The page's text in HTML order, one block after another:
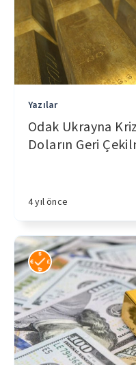
Yazılar
Odak Ukrayna
Doların Geri
4 yıl önce